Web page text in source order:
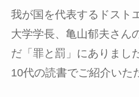
我が国を代表するドスト
大学学長、亀山郁夫さん
だ「罪と罰」にありまし
10代の読書でご紹介いた